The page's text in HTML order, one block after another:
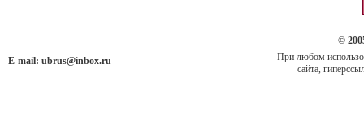
E-mail: ubrus@inbox.ru
©
При любом
сайта,